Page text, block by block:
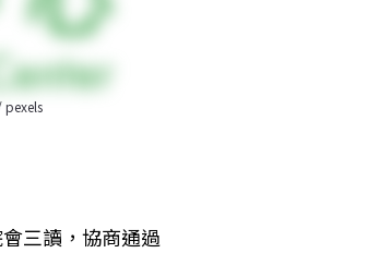
pexels
三讀，協商通過